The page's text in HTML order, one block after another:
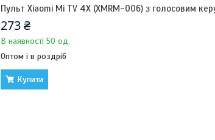
Пульт Xiaomi Mi TV 4X (XMRM-006) з голосовим
273 ₴
В наявності 50 од.
Оптом і в роздріб
Купити